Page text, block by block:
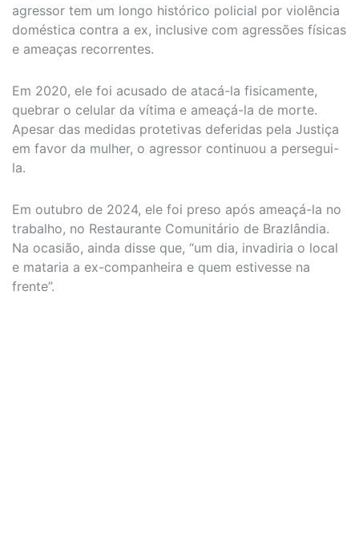
agressor tem um longo histórico policial por violência
doméstica contra a ex, inclusive com agressões físicas
e ameaças recorrentes.
Em 2020, ele foi acusado de atacá-la fisicamente,
quebrar o celular da vítima e ameaçá-la de morte.
Apesar das medidas protetivas deferidas pela Justiça
em favor da mulher, o agressor continuou a persegui-
la.
Em outubro de 2024, ele foi preso após ameaçá-la no
trabalho, no Restaurante Comunitário de Brazlândia.
Na ocasião, ainda disse que, “um dia, invadiria o local
e mataria a ex-companheira e quem estivesse na
frente”.